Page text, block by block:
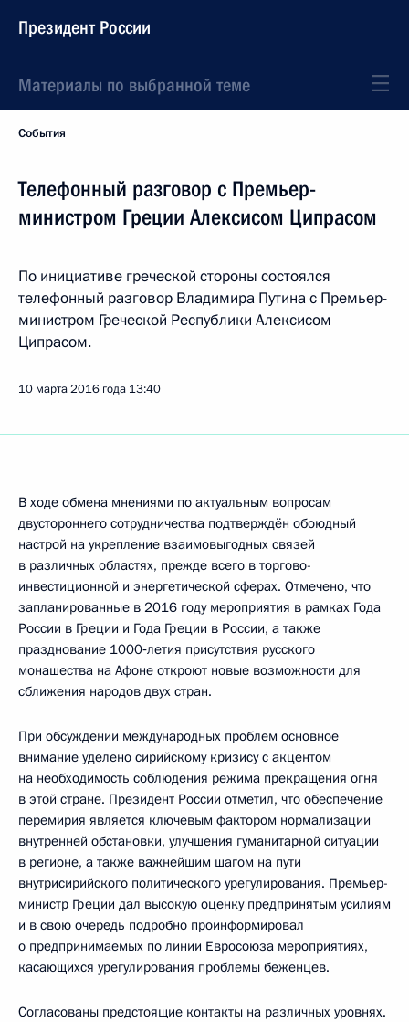
Президент России
Материалы по выбранной теме
События
Телефонный разговор с Премьер-
министром Греции Алексисом Ципрасом
По инициативе греческой стороны состоялся
телефонный разговор Владимира Путина с Премьер-
министром Греческой Республики Алексисом
Ципрасом.
10 марта 2016 года 13:40
В ходе обмена мнениями по актуальным вопросам
двустороннего сотрудничества подтверждён обоюдный
настрой на укрепление взаимовыгодных связей
в различных областях, прежде всего в торгово-
инвестиционной и энергетической сферах. Отмечено, что
запланированные в 2016 году мероприятия в рамках Года
России в Греции и Года Греции в России, а также
празднование 1000‑летия присутствия русского
монашества на Афоне откроют новые возможности для
сближения народов двух стран.
При обсуждении международных проблем основное
внимание уделено сирийскому кризису с акцентом
на необходимость соблюдения режима прекращения огня
в этой стране. Президент России отметил, что обеспечение
перемирия является ключевым фактором нормализации
внутренней обстановки, улучшения гуманитарной ситуации
в регионе, а также важнейшим шагом на пути
внутрисирийского политического урегулирования. Премьер-
министр Греции дал высокую оценку предпринятым усилиям
и в свою очередь подробно проинформировал
о предпринимаемых по линии Евросоюза мероприятиях,
касающихся урегулирования проблемы беженцев.
Согласованы предстоящие контакты на различных уровнях.